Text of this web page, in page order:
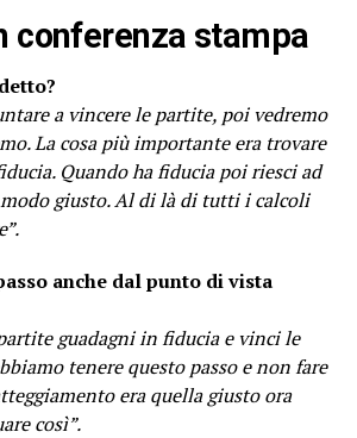
conferenza stampa
a vincere le partite, poi vedremo
La cosa più importante era trovare
Quando ha fiducia poi riesci ad
giusto. Al di là di tutti i calcoli
anche dal punto di vista
guadagni in fiducia e vinci le
tenere questo passo e non fare
era quella giusto ora
così”.